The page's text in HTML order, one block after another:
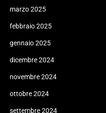
marzo 2025
febbraio 2025
gennaio 2025
dicembre 2024
novembre 2024
ottobre 2024
settembre 2024